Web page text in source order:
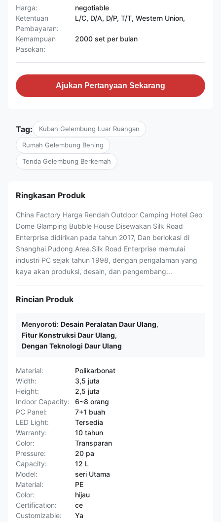
Harga:
negotiable
Ketentuan
Pembayaran:
L/C, D/A, D/P, T/T, Western Union,
Kemampuan
Pasokan:
2000 set per bulan
Ajukan Pertanyaan Sekarang
Tag: Kubah Gelembung Luar Ruangan
Rumah Gelembung Bening
Tenda Gelembung Berkemah
Ringkasan Produk
China Factory Harga Rendah Outdoor Camping Hotel Geo
Dome Glamping Bubble House Disewakan Silk Road
Enterprise didirikan pada tahun 2017, Dan berlokasi di
Shanghai Pudong Area.Silk Road Enterprise memulai
industri PC sejak tahun 1998, dengan pengalaman yang
kaya akan produksi, desain, dan pengembang...
Rincian Produk
Menyoroti: Desain Peralatan Daur Ulang,
Fitur Konstruksi Daur Ulang,
Dengan Teknologi Daur Ulang
Material:
Polikarbonat
Width:
3,5 juta
Height:
2,5 juta
Indoor Capacity:
6~8 orang
PC Panel:
7+1 buah
LED Light:
Tersedia
Warranty:
10 tahun
Color:
Transparan
Pressure:
20 pa
Capacity:
12 L
Model:
seri Utama
Material:
PE
Color:
hijau
Certification:
ce
Customizable:
Ya